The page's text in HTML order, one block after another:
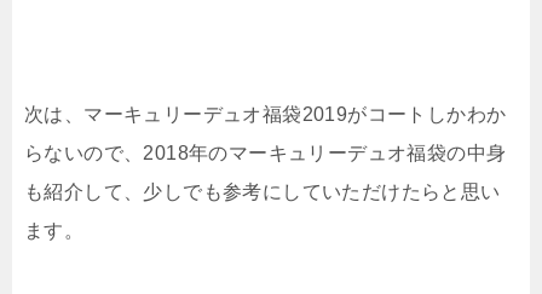
次は、マーキュリーデュオ福袋2019がコートしかわか
らないので、2018年のマーキュリーデュオ福袋の中身
も紹介して、少しでも参考にしていただけたらと思い
ます。